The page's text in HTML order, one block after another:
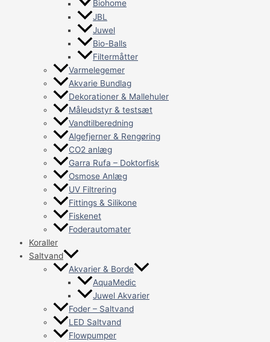
Biohome
JBL
Juwel
Bio-Balls
Filtermåtter
Varmelegemer
Akvarie Bundlag
Dekorationer & Mallehuler
Måleudstyr & testsæt
Vandtilberedning
Algefjerner & Rengøring
CO2 anlæg
Garra Rufa – Doktorfisk
Osmose Anlæg
UV Filtrering
Fittings & Silikone
Fiskenet
Foderautomater
Koraller
Saltvand
Akvarier & Borde
AquaMedic
Juwel Akvarier
Foder – Saltvand
LED Saltvand
Flowpumper